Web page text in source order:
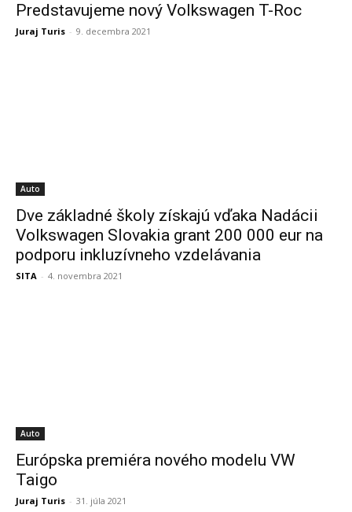
Predstavujeme nový Volkswagen T-Roc
Juraj Turis - 9. decembra 2021
Auto
Dve základné školy získajú vďaka Nadácii
Volkswagen Slovakia grant 200 000 eur na
podporu inkluzívneho vzdelávania
SITA - 4. novembra 2021
Auto
Európska premiéra nového modelu VW
Taigo
Juraj Turis - 31. júla 2021